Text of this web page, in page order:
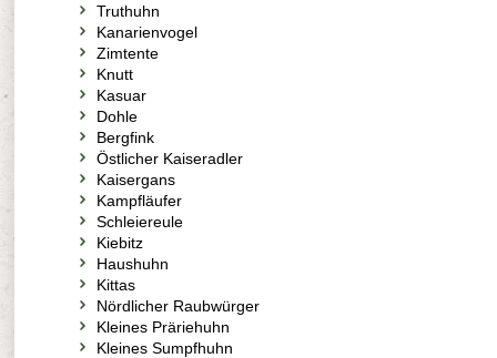
Truthuhn
Kanarienvogel
Zimtente
Knutt
Kasuar
Dohle
Bergfink
Östlicher Kaiseradler
Kaisergans
Kampfläufer
Schleiereule
Kiebitz
Haushuhn
Kittas
Nördlicher Raubwürger
Kleines Präriehuhn
Kleines Sumpfhuhn